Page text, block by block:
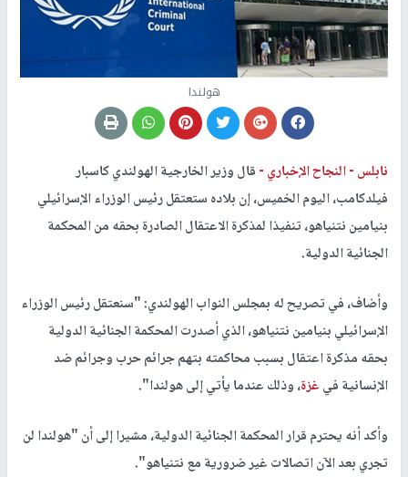
هولندا
نابلس -النجاح الإخباري -قال وزير الخارجية الهولندي كاسبار
فيلدكامب، اليوم الخميس، إن بلاده ستعتقل رئيس الوزراء الإسرائيلي
بنيامين نتنياهو، تنفيذا لمذكرة الاعتقال الصادرة بحقه من المحكمة
الجنائية الدولية.
وأضاف، في تصريح له بمجلس النواب الهولندي: "سنعتقل رئيس الوزراء
الإسرائيلي بنيامين نتنياهو، الذي أصدرت المحكمة الجنائية الدولية
بحقه مذكرة اعتقال بسبب محاكمته بتهم جرائم حرب وجرائم ضد
الإنسانية فيغزة، وذلك عندما يأتي إلى هولندا".
وأكد أنه يحترم قرار المحكمة الجنائية الدولية، مشيرا إلى أن "هولندا لن
تجري بعد الآن اتصالات غير ضرورية مع نتنياهو".